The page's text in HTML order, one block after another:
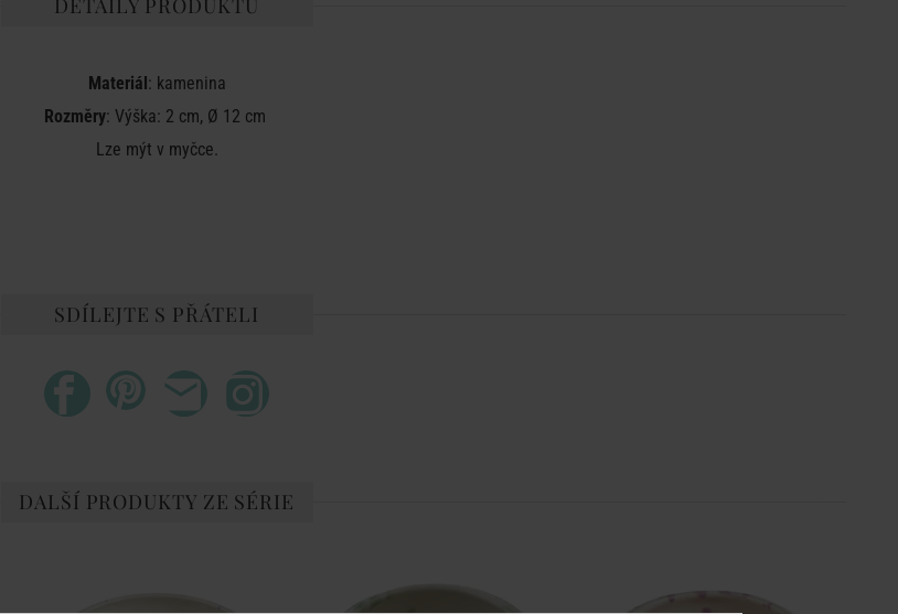
DETAILY PRODUKTU
Materiál: kamenina
Rozměry: Výška: 2 cm, Ø 12 cm
Lze mýt v myčce.
SDÍLEJTE S PŘÁTELI
DALŠÍ PRODUKTY ZE SÉRIE